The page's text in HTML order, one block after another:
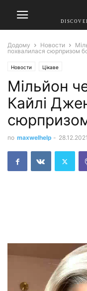
Додому Новости
похвалилася сюрпризом
Новости Цікаве
Мільйон
Кайлі
по maxwelhelp - 28.12.2021